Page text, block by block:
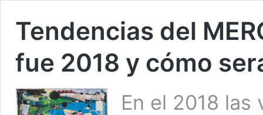
Tendencias del
fue 2018 y cómo
En el 2018